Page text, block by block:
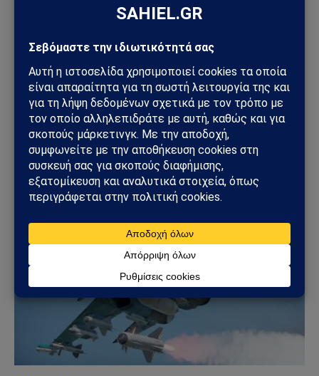
ΑΠΌΨΕΙΣ
Σαουδική Αραβία – Υεμένη: Το Ριάντ προετοιμάζει
μεγάλη στρατιωτική επιχείρηση – Στο επίκεντρο
Ερυθρά Θάλασσα και Bab al-Mandab
02/08/2026